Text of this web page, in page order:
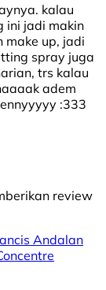
kalau
ini jadi makin
make up, jadi
spray juga
trs kalau
adem
:333
review
Andalan